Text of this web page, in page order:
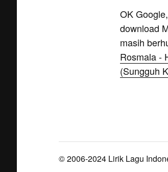
OK
download
masih
Rosmala -
(Sungguh
© 2006-2024 Lirik Lagu